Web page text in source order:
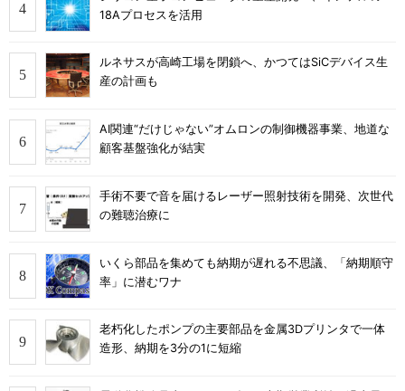
18Aプロセスを活用
ルネサスが高崎工場を閉鎖へ、かつてはSiCデバイス生
産の計画も
AI関連“だけじゃない”オムロンの制御機器事業、地道な
顧客基盤強化が結実
手術不要で音を届けるレーザー照射技術を開発、次世代
の難聴治療に
いくら部品を集めても納期が遅れる不思議、「納期順守
率」に潜むワナ
老朽化したポンプの主要部品を金属3Dプリンタで一体
造形、納期を3分の1に短縮